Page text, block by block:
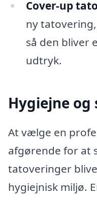
Cover-up
ny
så den bliver
udtryk.
Hygiejne og
At vælge en
afgørende for at
tatoveringer
hygiejnisk miljø.